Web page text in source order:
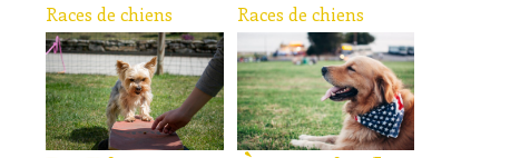
Races de chiens Races de chiens